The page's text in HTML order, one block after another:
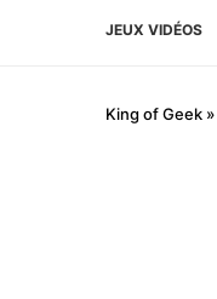
JEUX VIDÉOS
King of Geek »